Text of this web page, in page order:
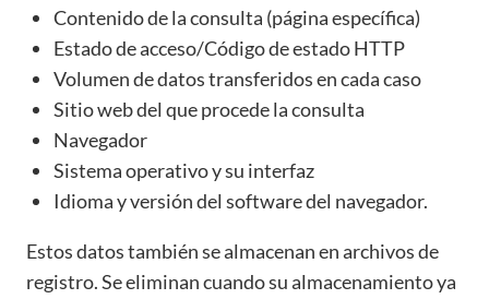
Contenido de la consulta (página específica)
Estado de acceso/Código de estado HTTP
Volumen de datos transferidos en cada caso
Sitio web del que procede la consulta
Navegador
Sistema operativo y su interfaz
Idioma y versión del software del navegador.
Estos datos también se almacenan en archivos de
registro. Se eliminan cuando su almacenamiento ya